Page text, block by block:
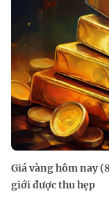
Giá vàng hôm nay
giới được thu hẹp